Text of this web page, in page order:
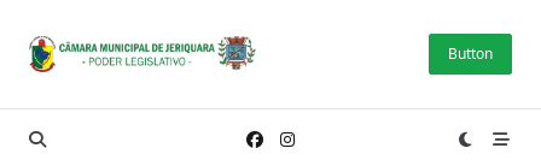
content
Button